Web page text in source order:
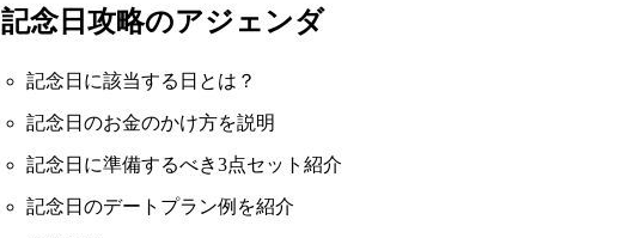
記念日攻略のアジェンダ
記念日に該当する日とは？
記念日のお金のかけ方を説明
記念日に準備するべき3点セット紹介
記念日のデートプラン例を紹介